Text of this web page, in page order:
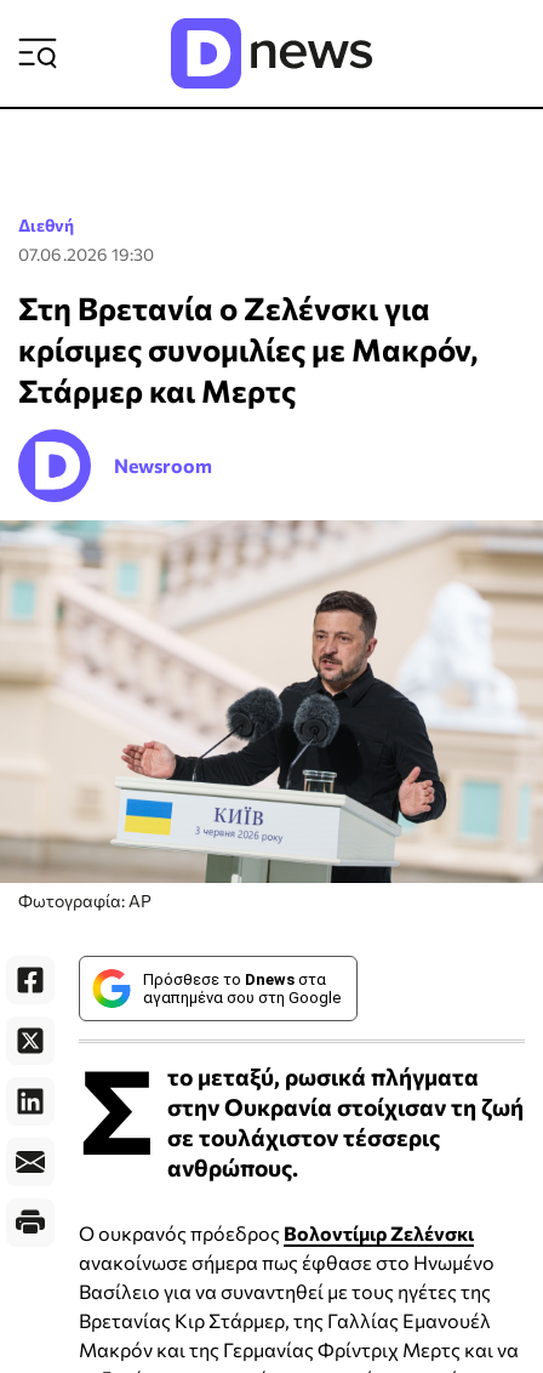
Διεθνή
07.06.2026 19:30
Στη Βρετανία ο Ζελένσκι για
κρίσιμες συνομιλίες με Μακρόν,
Στάρμερ και Μερτς
Newsroom
Φωτογραφία: AP
Πρόσθεσε το Dnews στα
αγαπημένα σου στη Google
Σ το μεταξύ, ρωσικά πλήγματα
στην Ουκρανία στοίχισαν τη ζωή
σε τουλάχιστον τέσσερις
ανθρώπους.
Ο ουκρανός πρόεδρος Βολοντίμιρ Ζελένσκι
ανακοίνωσε σήμερα πως έφθασε στο Ηνωμένο
Βασίλειο για να συναντηθεί με τους ηγέτες της
Βρετανίας Κιρ Στάρμερ, της Γαλλίας Εμανουέλ
Μακρόν και της Γερμανίας Φρίντριχ Μερτς και να